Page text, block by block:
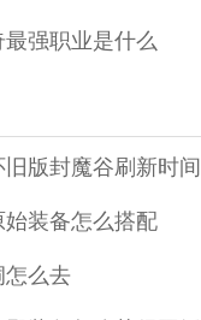
强职业是什么
版封魔谷刷新时间
始装备怎么搭配
怎么去